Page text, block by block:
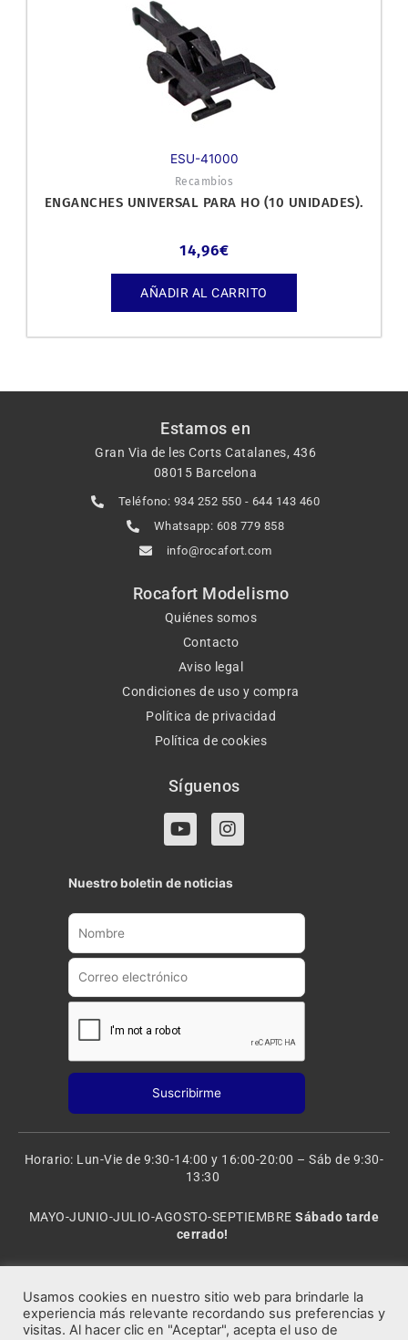
ESU-41000
Recambios
ENGANCHES UNIVERSAL PARA HO (10 UNIDADES).
14,96€
AÑADIR AL CARRITO
Estamos en
Gran Via de les Corts Catalanes, 436
08015 Barcelona
Teléfono: 934 252 550 - 644 143 460
Whatsapp: 608 779 858
info@rocafort.com
Rocafort Modelismo
Quiénes somos
Contacto
Aviso legal
Condiciones de uso y compra
Política de privacidad
Política de cookies
Síguenos
Y
o
t
u
b
I
n
t
a
g
a
Nuestro boletin de noticias
Horario: Lun-Vie de 9:30-14:00 y 16:00-20:00 – Sáb de 9:30-
13:30
MAYO-JUNIO-JULIO-AGOSTO-SEPTIEMBRESábado tarde
cerrado!
Rocafort Modelismo | Copyright 2021 © Todos los derechos
Usamos cookies en nuestro sitio web para brindarle la
experiencia más relevante recordando sus preferencias y
visitas. Al hacer clic en "Aceptar", acepta el uso de